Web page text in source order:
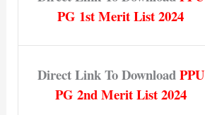
PG 1st Merit List 2024
Direct Link To DownloadPPU
PG 2nd Merit List 2024